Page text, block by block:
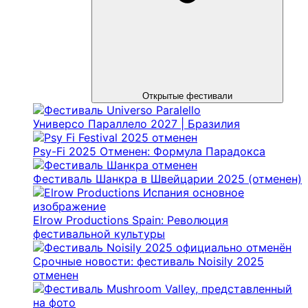
Открытые фестивали
Универсо Параллело 2027 | Бразилия
Psy-Fi 2025 Отменен: Формула Парадокса
Фестиваль Шанкра в Швейцарии 2025 (отменен)
Elrow Productions Spain: Революция
фестивальной культуры
Срочные новости: фестиваль Noisily 2025
отменен